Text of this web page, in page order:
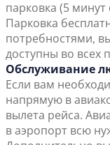
парковка (5
Парковка
потребностями,
доступны во всех
Обслуживание
Если вам
напрямую в
вылета рейса.
в аэропорт всю